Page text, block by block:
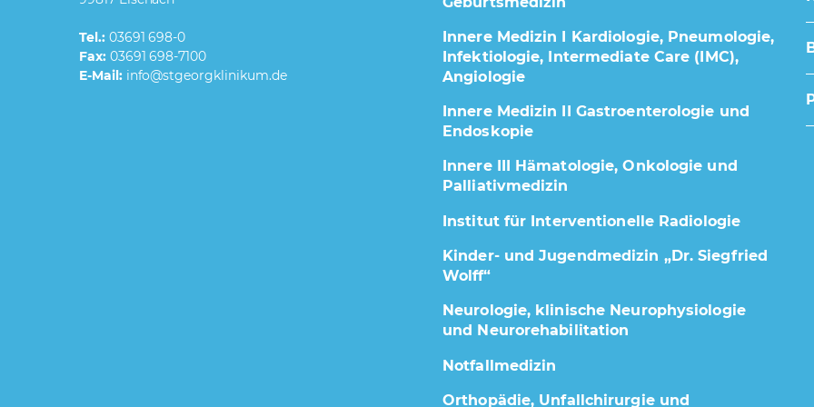
Tel.:03691 698-0
Fax:03691 698-7100
E-Mail:
Innere Medizin I Kardiologie, Pneumologie,
Infektiologie, Intermediate Care (IMC),
Angiologie
Innere Medizin II Gastroenterologie und
Endoskopie
Innere III Hämatologie, Onkologie und
Palliativmedizin
Institut für Interventionelle Radiologie
Kinder- und Jugendmedizin „Dr. Siegfried
Wolff“
Neurologie, klinische Neurophysiologie
und Neurorehabilitation
Notfallmedizin
Orthopädie, Unfallchirurgie und